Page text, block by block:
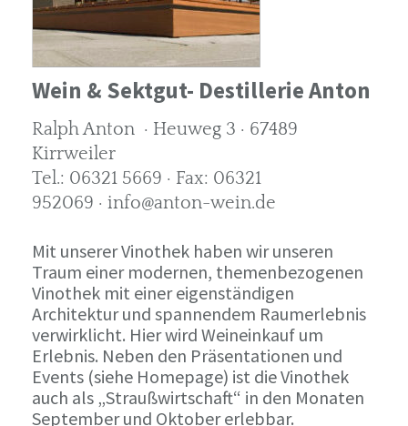
Wein & Sektgut- Destillerie Anton
Ralph Anton · Heuweg 3 · 67489
Kirrweiler
Tel.: 06321 5669 · Fax: 06321
952069 · info@anton-wein.de
Mit unserer Vinothek haben wir unseren
Traum einer modernen, themenbezogenen
Vinothek mit einer eigenständigen
Architektur und spannendem Raumerlebnis
verwirklicht. Hier wird Weineinkauf um
Erlebnis. Neben den Präsentationen und
Events (siehe Homepage) ist die Vinothek
auch als „Straußwirtschaft“ in den Monaten
September und Oktober erlebbar.